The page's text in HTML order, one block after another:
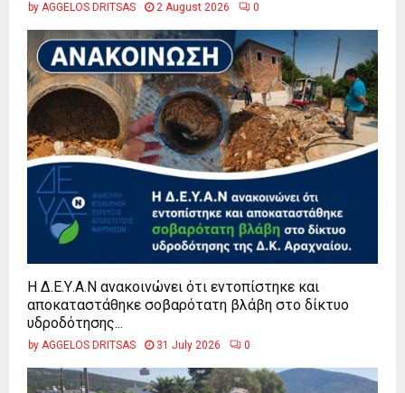
by AGGELOS DRITSAS 2 August 2026 0
Η Δ.Ε.Υ.Α.Ν ανακοινώνει ότι εντοπίστηκε και
αποκαταστάθηκε σοβαρότατη βλάβη στο δίκτυο
υδροδότησης...
by AGGELOS DRITSAS 31 July 2026 0